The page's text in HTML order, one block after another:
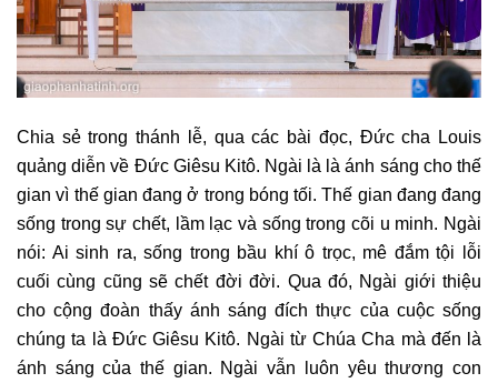
Chia sẻ trong thánh lễ, qua các bài đọc, Đức cha Louis
quảng diễn về Đức Giêsu Kitô. Ngài là là ánh sáng cho thế
gian vì thế gian đang ở trong bóng tối. Thế gian đang đang
sống trong sự chết, lầm lạc và sống trong cõi u minh. Ngài
nói: Ai sinh ra, sống trong bầu khí ô trọc, mê đắm tội lỗi
cuối cùng cũng sẽ chết đời đời. Qua đó, Ngài giới thiệu
cho cộng đoàn thấy ánh sáng đích thực của cuộc sống
chúng ta là Đức Giêsu Kitô. Ngài từ Chúa Cha mà đến là
ánh sáng của thế gian. Ngài vẫn luôn yêu thương con